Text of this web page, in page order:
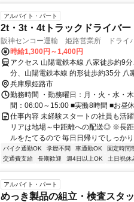
アルバイト・パート
2t・3t・4tトラックドライバー
阪神センコー運輸 姫路営業所 ドライ
時給1,300円～1,400円
アクセス 山陽電鉄本線 八家徒歩約9
分、山陽電鉄本線 的形徒歩約35分 八
兵庫県姫路市
勤務時間 ・勤務曜日：月・火・水・
間：06:00～15:00 ■実働8時間 ■お昼
仕事内容 未経験スタートの社員も活
リアは地場～中距離への配送◎ ※長
ルをたてるので 毎日日帰りでしっか
バイク通勤OK 学歴不問 車通勤OK 固定時間
交通費支給
長期歓迎 週4日以上OK 土日祝休
アルバイト・パート
めっき製品の組立・検査スタ